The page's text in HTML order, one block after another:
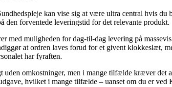
kan vise sig at være ultra central hvis
den forventede leveringstid for det relevante produkt.
med muligheden for dag-til-dag levering på
at ordren laves forud for et givent klokkeslæt,
har fyraften.
uden omkostninger, men i mange tilfælde kræver det
hvilket i mange tilfælde – uanset om du er